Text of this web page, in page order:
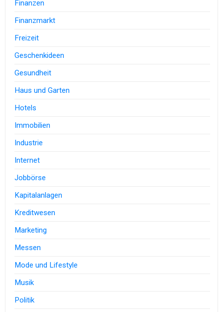
Finanzen
Finanzmarkt
Freizeit
Geschenkideen
Gesundheit
Haus und Garten
Hotels
Immobilien
Industrie
Internet
Jobbörse
Kapitalanlagen
Kreditwesen
Marketing
Messen
Mode und Lifestyle
Musik
Politik